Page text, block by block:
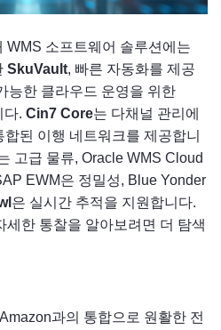
WMS 소프트웨어 솔루션에는
SkuVault, 빠른 자동화를 제공
능한 클라우드 운영을 위한
다. Cin7 Core는 다채널 관리에
된 이행 네트워크를 제공합니
고급 물류, Oracle WMS Cloud
EWM은 정밀성, Blue Yonder
은 실시간 추적을 지원합니다.
세한 통찰을 알아보려면 더 탐색
과의 통합으로 원활한 전